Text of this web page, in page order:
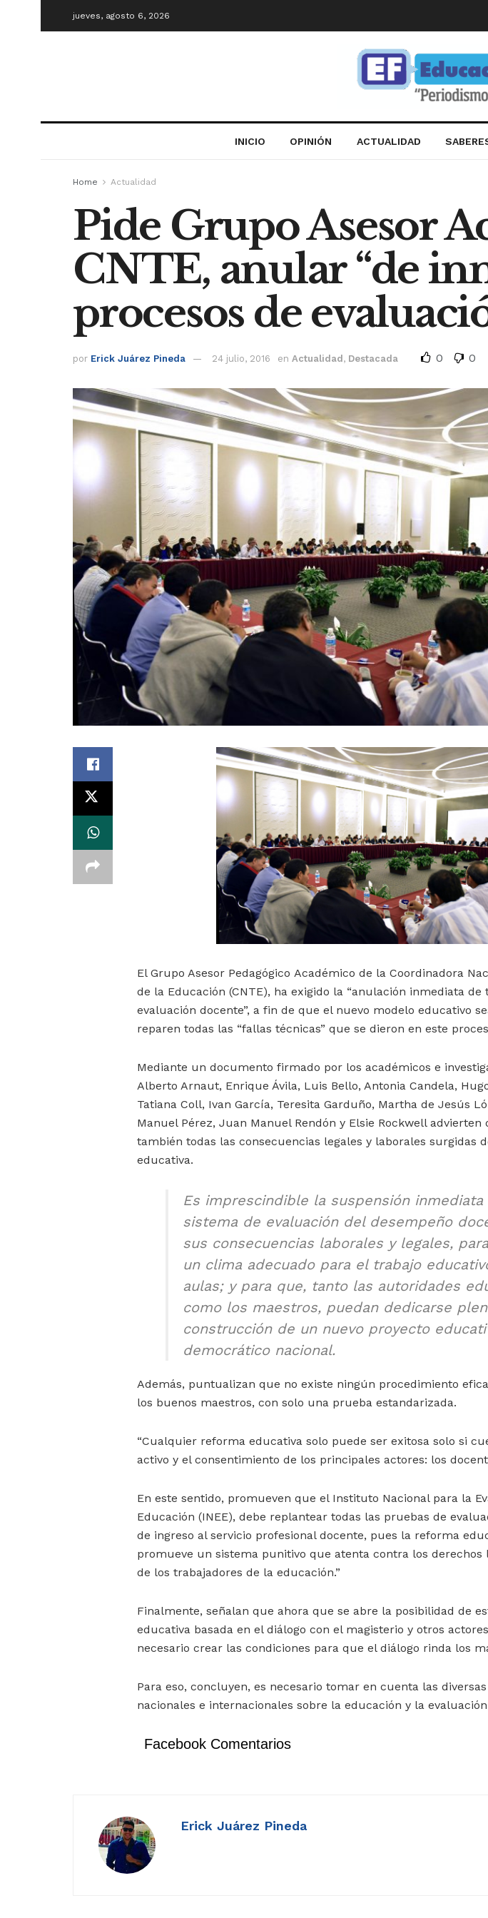
jueves, agosto 6, 2026
INICIO OPINIÓN ACTUALIDAD
Home Actualidad
Pide Grupo Asesor
CNTE, anular “de
procesos de
por Erick Juárez Pineda 24 julio, 2016 en Actualidad , Destacada 0 0
El Grupo Asesor Pedagógico Académico de la Coordinadora
de la Educación (CNTE), ha exigido la “anulación inmediata de
evaluación docente”, a fin de que el nuevo modelo educativo
reparen todas las “fallas técnicas” que se dieron en este
Mediante un documento firmado por los académicos e
Alberto Arnaut, Enrique Ávila, Luis Bello, Antonia Candela,
Tatiana Coll, Ivan García, Teresita Garduño, Martha de Jesús
Manuel Pérez, Juan Manuel Rendón y Elsie Rockwell
también todas las consecuencias legales y laborales surgidas
educativa.
Es imprescindible la suspensión
sistema de evaluación del desempeño
sus consecuencias laborales y legales,
un clima adecuado para el trabajo
aulas; y para que, tanto las autoridades
como los maestros, puedan dedicarse
construcción de un nuevo proyecto
democrático nacional.
Además, puntualizan que no existe ningún procedimiento
los buenos maestros, con solo una prueba estandarizada.
“Cualquier reforma educativa solo puede ser exitosa solo si
activo y el consentimiento de los principales actores: los
En este sentido, promueven que el Instituto Nacional para la
Educación (INEE), debe replantear todas las pruebas de
de ingreso al servicio profesional docente, pues la reforma
promueve un sistema punitivo que atenta contra los derechos
de los trabajadores de la educación.”
Finalmente, señalan que ahora que se abre la posibilidad de
educativa basada en el diálogo con el magisterio y otros
necesario crear las condiciones para que el diálogo rinda los
Para eso, concluyen, es necesario tomar en cuenta las
nacionales e internacionales sobre la educación y la
Facebook Comentarios
Erick Juárez Pineda